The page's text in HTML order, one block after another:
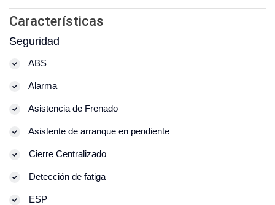
Características
Seguridad
ABS
Alarma
Asistencia de Frenado
Asistente de arranque en pendiente
Cierre Centralizado
Detección de fatiga
ESP